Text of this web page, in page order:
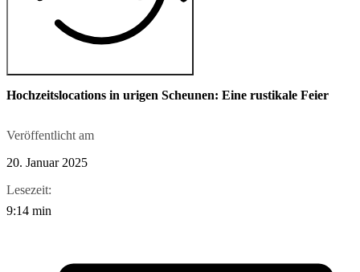
Hochzeitslocations in urigen Scheunen: Eine rustikale Feier
Veröffentlicht am
20. Januar 2025
Lesezeit:
9:14 min